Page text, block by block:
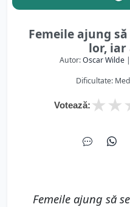
Femeile ajung
lor, iar
Autor:Oscar Wilde
Dificultate:
Votează: ★
★
Femeile ajung să